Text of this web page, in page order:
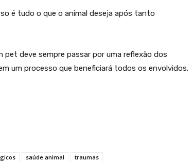
é tudo o que o animal deseja após tanto
pet deve sempre passar por uma reflexão dos
um processo que beneficiará todos os envolvidos.
saúde animal traumas